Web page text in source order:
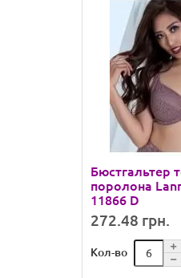
Бюстгальтер
поролона
11866 D
272.48 грн.
Кол-во